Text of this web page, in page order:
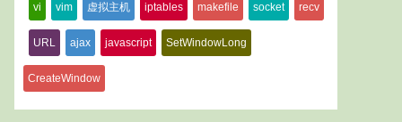
vi vim 虚拟主机 iptables makefile socket recv
URL ajax javascript SetWindowLong
CreateWindow